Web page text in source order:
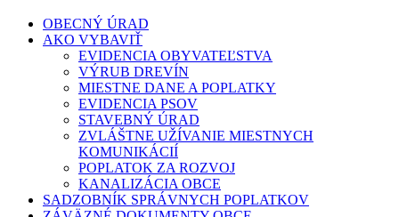
OBECNÝ ÚRAD
AKO VYBAVIŤ
EVIDENCIA OBYVATEĽSTVA
VÝRUB DREVÍN
MIESTNE DANE A POPLATKY
EVIDENCIA PSOV
STAVEBNÝ ÚRAD
ZVLÁŠTNE UŽÍVANIE MIESTNYCH
KOMUNIKÁCIÍ
POPLATOK ZA ROZVOJ
KANALIZÁCIA OBCE
SADZOBNÍK SPRÁVNYCH POPLATKOV